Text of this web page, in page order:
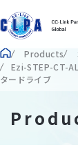
Products
Ezi-STEP-CT-
タードライブ